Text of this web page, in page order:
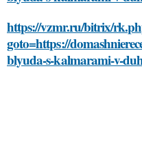
https://vzmr.ru/bitrix/
goto=https://
blyuda-s-kalmarami-v-